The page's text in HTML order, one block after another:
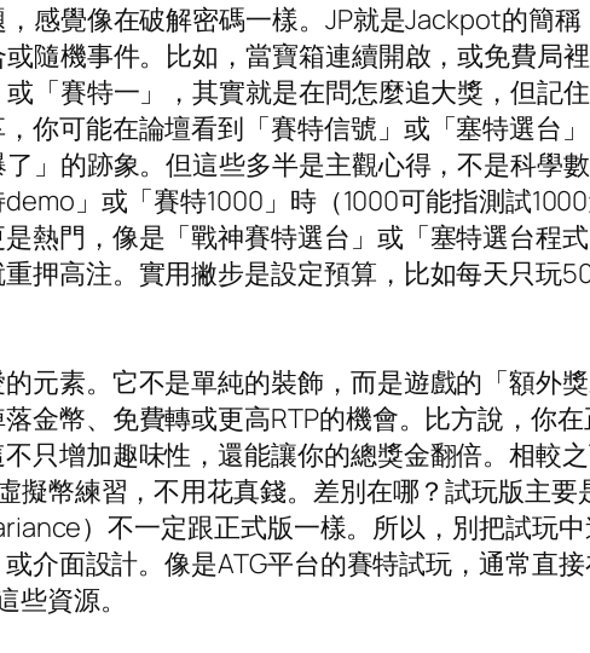
感覺像在破解密碼一樣。JP就是Jackpot的簡
隨機事件。比如，當寶箱連續開啟，或免費局
「賽特一」，其實就是在問怎麼追大獎，但記
你可能在論壇看到「賽特信號」或「塞特選台
」的跡象。但這些多半是主觀心得，不是科學
」或「賽特1000」時（1000可能指測試
熱門，像是「戰神賽特選台」或「塞特選台程
押高注。實用撇步是設定預算，比如每天只玩
元素。它不是單純的裝飾，而是遊戲的「額外
金幣、免費轉或更高RTP的機會。比方說，你
只增加趣味性，還能讓你的總獎金翻倍。相較
擬幣練習，不用花真錢。差別在哪？試玩版主
）不一定跟正式版一樣。所以，別把試玩
介面設計。像是ATG平台的賽特試玩，通常直
資源。